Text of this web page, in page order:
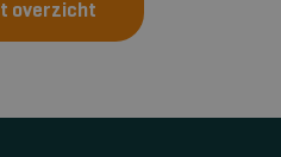
overzicht